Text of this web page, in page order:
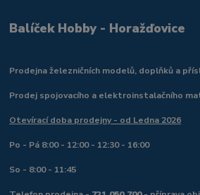
Balíček Hobby - Horažďovice
Prodejna železničních modelů, doplňků a
Prodej spojovacího a elektroinstalačního
Otevírací doba prodejny - od Ledna 2026
Po - Pá 8:00 - 12:00 - 12:30 - 16:00
So - 8:00 - 11:45